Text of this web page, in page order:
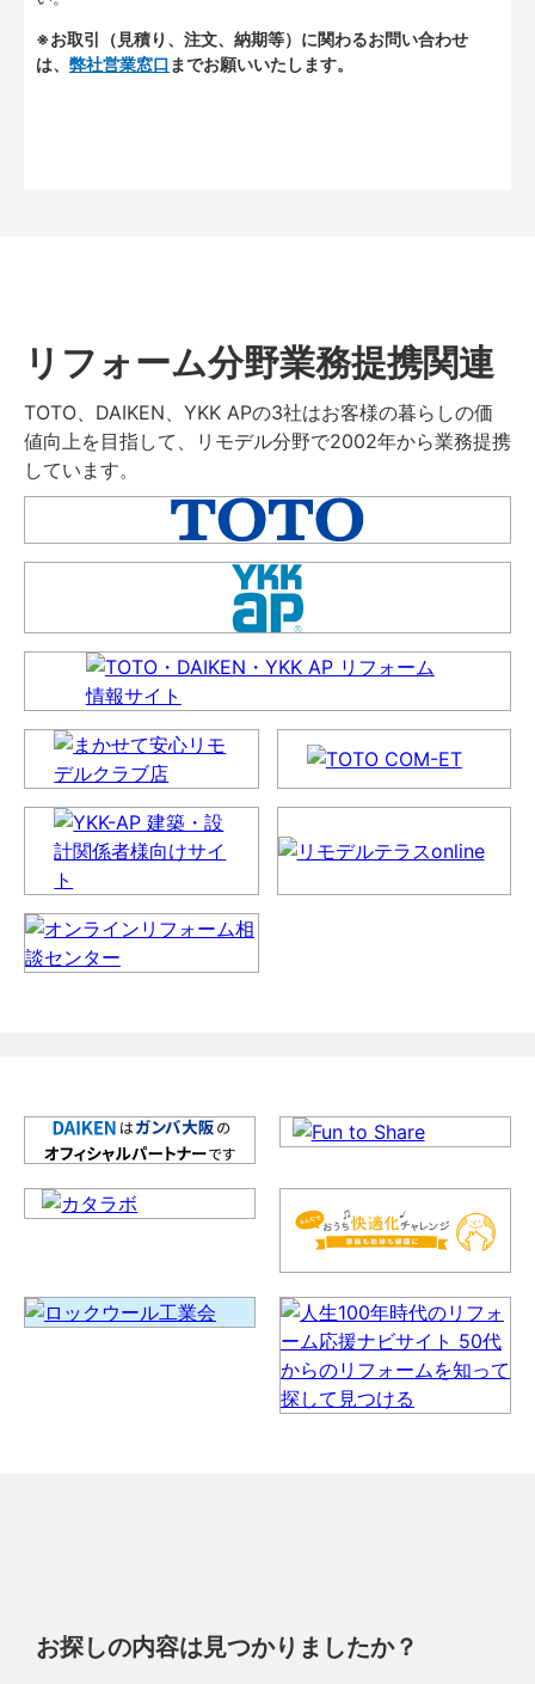
※お取引（見積り、注文、納期等）に関わるお問い合わせ
は、 弊社営業窓口 までお願いいたします。
リフォーム分野業務提携関連
TOTO、DAIKEN、YKK APの3社はお客様の暮らしの価
値向上を目指して、リモデル分野で2002年から業務提携
しています。
お探しの内容は見つかりましたか？